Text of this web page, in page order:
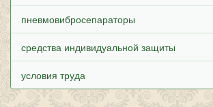
пневмовибросепараторы
средства индивидуальной защиты
условия труда